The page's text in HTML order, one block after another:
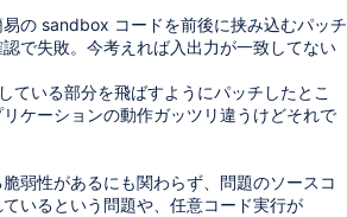
の sandbox コードを前後に挟み込むパッチ
で失敗。今考えれば入出力が一致してない
いる部分を飛ばすようにパッチしたとこ
ケーションの動作ガッツリ違うけどそれで
弱性があるにも関わらず、問題のソースコ
いるという問題や、任意コード実行が